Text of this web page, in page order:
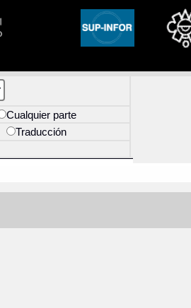
Cualquier parte
Traducción